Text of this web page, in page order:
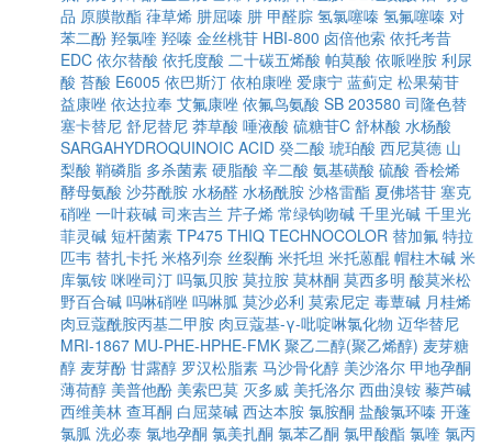
品 原膜散酯 葎草烯 肼屈嗪 肼 甲醛腙 氢氯噻嗪 氢氟噻嗪 对
苯二酚 羟氯喹 羟嗪 金丝桃苷 HBI-800 卤倍他索 依托考昔
EDC 依尔替酸 依托度酸 二十碳五烯酸 帕莫酸 依哌唑胺 利尿
酸 苔酸 E6005 依巴斯汀 依柏康唑 爱康宁 蓝蓟定 松果菊苷
益康唑 依达拉奉 艾氟康唑 依氟鸟氨酸 SB 203580 司隆色替
塞卡替尼 舒尼替尼 莽草酸 唾液酸 硫糖苷C 舒林酸 水杨酸
SARGAHYDROQUINOIC ACID 癸二酸 琥珀酸 西尼莫德 山
梨酸 鞘磷脂 多杀菌素 硬脂酸 辛二酸 氨基磺酸 硫酸 香桧烯
酵母氨酸 沙芬酰胺 水杨醛 水杨酰胺 沙格雷酯 夏佛塔苷 塞克
硝唑 一叶萩碱 司来吉兰 芹子烯 常绿钩吻碱 千里光碱 千里光
菲灵碱 短杆菌素 TP475 THIQ TECHNOCOLOR 替加氟 特拉
匹韦 替扎卡托 米格列奈 丝裂酶 米托坦 米托蒽醌 帽柱木碱 米
库氯铵 咪唑司汀 吗氯贝胺 莫拉胺 莫林酮 莫西多明 酸莫米松
野百合碱 吗啉硝唑 吗啉胍 莫沙必利 莫索尼定 毒蕈碱 月桂烯
肉豆蔻酰胺丙基二甲胺 肉豆蔻基-γ-吡啶啉氯化物 迈华替尼
MRI-1867 MU-PHE-HPHE-FMK 聚乙二醇(聚乙烯醇) 麦芽糖
醇 麦芽酚 甘露醇 罗汉松脂素 马沙骨化醇 美沙洛尔 甲地孕酮
薄荷醇 美普他酚 美索巴莫 灭多威 美托洛尔 西曲溴铵 藜芦碱
西维美林 查耳酮 白屈菜碱 西达本胺 氯胺酮 盐酸氯环嗪 开蓬
氯胍 洗必泰 氯地孕酮 氯美扎酮 氯苯乙酮 氯甲酸酯 氯喹 氯丙